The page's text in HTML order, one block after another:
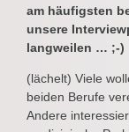
am häufigsten
unsere
langweilen … ;-)
(lächelt) Viele
beiden Berufe
Andere